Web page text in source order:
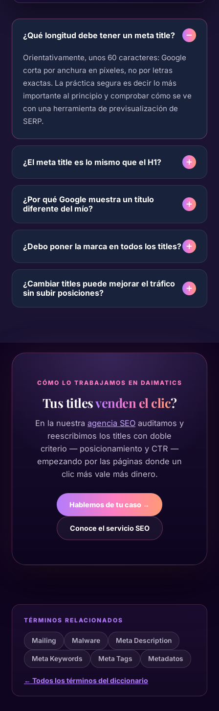
¿Qué longitud debe tener un meta title?
Orientativamente, unos 60 caracteres: Google
corta por anchura en píxeles, no por letras
exactas. La práctica segura es decir lo más
importante al principio y comprobar cómo se ve
con una herramienta de previsualización de
SERP.
¿El meta title es lo mismo que el H1?
¿Por qué Google muestra un título
diferente del mío?
¿Debo poner la marca en todos los titles?
¿Cambiar titles puede mejorar el tráfico
sin subir posiciones?
CÓMO LO TRABAJAMOS EN DAIMATICS
Tus titlesvenden el clic?
En la nuestra agencia SEO auditamos y
reescribimos los titles con doble
criterio — posicionamiento y CTR —
empezando por las páginas donde un
clic más vale más dinero.
Hablemos de tu caso →
Conoce el servicio SEO
TÉRMINOS RELACIONADOS
Mailing Malware Meta Description
Meta Keywords Meta Tags Metadatos
← Todos los términos del diccionario